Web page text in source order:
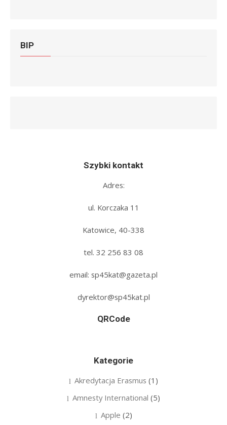
BIP
Szybki kontakt
Adres:
ul. Korczaka 11
Katowice, 40-338
tel. 32 256 83 08‬
email: sp45kat@gazeta.pl
dyrektor@sp45kat.pl
QRCode
Kategorie
Akredytacja Erasmus (1)
Amnesty International (5)
Apple (2)